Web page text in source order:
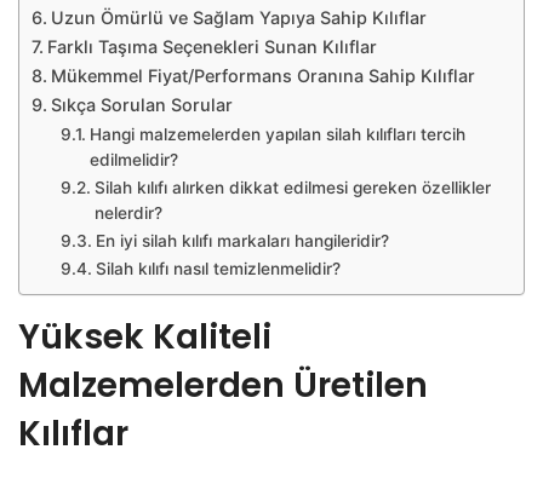
Uzun Ömürlü ve Sağlam Yapıya Sahip Kılıflar
Farklı Taşıma Seçenekleri Sunan Kılıflar
Mükemmel Fiyat/Performans Oranına Sahip Kılıflar
Sıkça Sorulan Sorular
Hangi malzemelerden yapılan silah kılıfları tercih
edilmelidir?
Silah kılıfı alırken dikkat edilmesi gereken özellikler
nelerdir?
En iyi silah kılıfı markaları hangileridir?
Silah kılıfı nasıl temizlenmelidir?
Yüksek Kaliteli
Malzemelerden Üretilen
Kılıflar